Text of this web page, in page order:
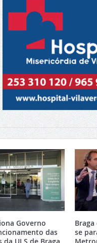
Governo
das
se